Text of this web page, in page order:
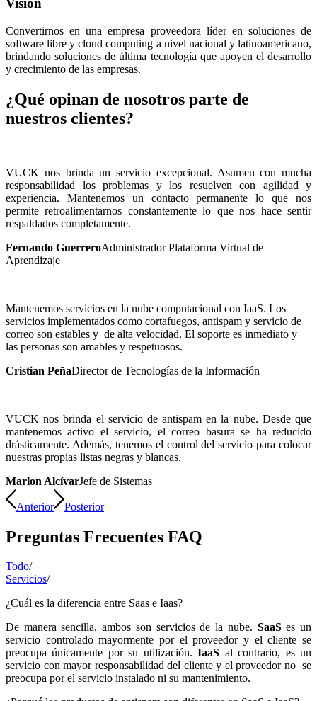
Visión
Convertirnos en una empresa proveedora líder en soluciones de
software libre y cloud computing a nivel nacional y latinoamericano,
brindando soluciones de última tecnología que apoyen el desarrollo
y crecimiento de las empresas.
¿Qué opinan de nosotros parte de
nuestros clientes?
VUCK nos brinda un servicio excepcional. Asumen con mucha
responsabilidad los problemas y los resuelven con agilidad y
experiencia. Mantenemos un contacto permanente lo que nos
permite retroalimentarnos constantemente lo que nos hace sentir
respaldados completamente.
Fernando GuerreroAdministrador Plataforma Virtual de
Aprendizaje
Mantenemos servicios en la nube computacional con IaaS. Los
servicios implementados como cortafuegos, antispam y servicio de
correo son estables y de alta velocidad. El soporte es inmediato y
las personas son amables y respetuosos.
Cristian PeñaDirector de Tecnologías de la Información
VUCK nos brinda el servicio de antispam en la nube. Desde que
mantenemos activo el servicio, el correo basura se ha reducido
drásticamente. Además, tenemos el control del servicio para colocar
nuestras propias listas negras y blancas.
Marlon AlcívarJefe de Sistemas
Anterior Posterior
Preguntas Frecuentes FAQ
Todo/
Servicios/
¿Cuál es la diferencia entre Saas e Iaas?
De manera sencilla, ambos son servicios de la nube. SaaSes un
servicio controlado mayormente por el proveedor y el cliente se
preocupa únicamente por su utilización.IaaS al contrario, es un
servicio con mayor responsabilidad del cliente y el proveedor no se
preocupa por el servicio instalado ni su mantenimiento.